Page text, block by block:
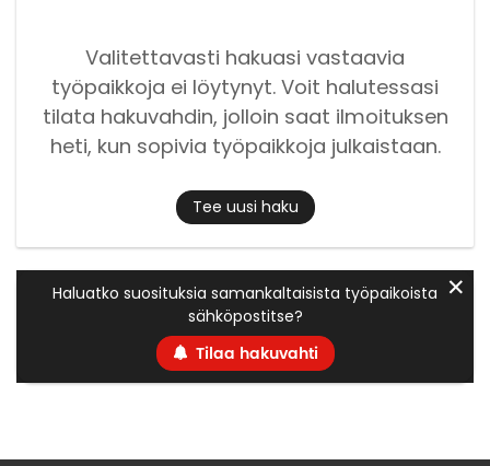
Valitettavasti hakuasi vastaavia
työpaikkoja ei löytynyt. Voit halutessasi
tilata hakuvahdin, jolloin saat ilmoituksen
heti, kun sopivia työpaikkoja julkaistaan.
Tee uusi haku
Haluatko suosituksia samankaltaisista työpaikoista
sähköpostitse?
Tilaa hakuvahti
✕